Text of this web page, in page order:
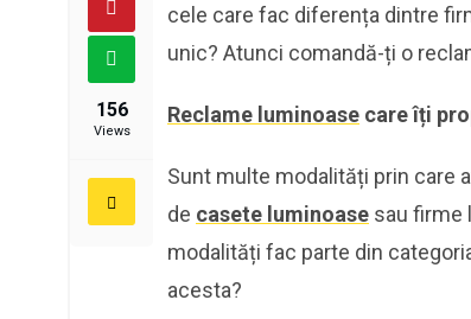
156
Views
cele care fac diferența dintre
unic? Atunci comandă-ți o
Reclame luminoase care îți
Sunt multe modalități prin care
de casete luminoase sau firme
modalități fac parte din
acesta?